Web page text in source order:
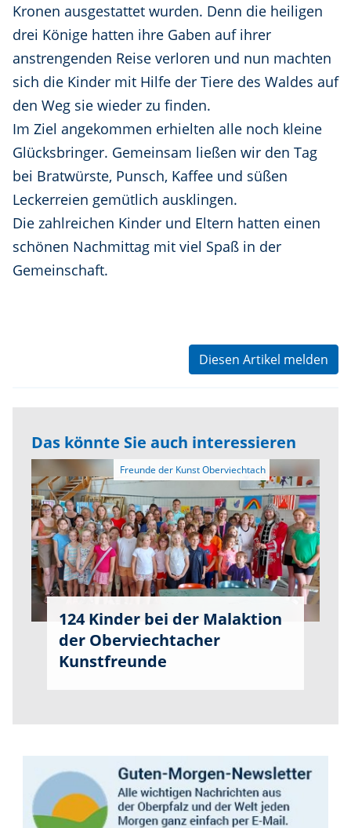
Kronen ausgestattet wurden. Denn die heiligen
drei Könige hatten ihre Gaben auf ihrer
anstrengenden Reise verloren und nun machten
sich die Kinder mit Hilfe der Tiere des Waldes auf
den Weg sie wieder zu finden.
Im Ziel angekommen erhielten alle noch kleine
Glücksbringer. Gemeinsam ließen wir den Tag
bei Bratwürste, Punsch, Kaffee und süßen
Leckerreien gemütlich ausklingen.
Die zahlreichen Kinder und Eltern hatten einen
schönen Nachmittag mit viel Spaß in der
Gemeinschaft.
Diesen Artikel melden
Das könnte Sie auch interessieren
Freunde der Kunst Oberviechtach
124 Kinder bei der Malaktion
der Oberviechtacher
Kunstfreunde